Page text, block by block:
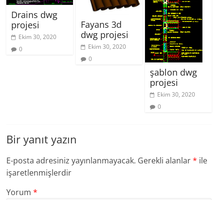
Drains dwg
projesi
Ekim 30, 2020
0
Fayans 3d
dwg projesi
Ekim 30, 2020
0
şablon dwg
projesi
Ekim 30, 2020
0
Bir yanıt yazın
E-posta adresiniz yayınlanmayacak. Gerekli alanlar* ile
işaretlenmişlerdir
Yorum*